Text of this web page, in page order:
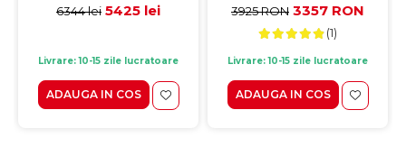
6344 lei 5425 lei
Livrare: 10-15 zile lucratoare
ADAUGA IN COS
3925 RON 3357 RON
(1)
Livrare: 10-15 zile lucratoare
ADAUGA IN COS